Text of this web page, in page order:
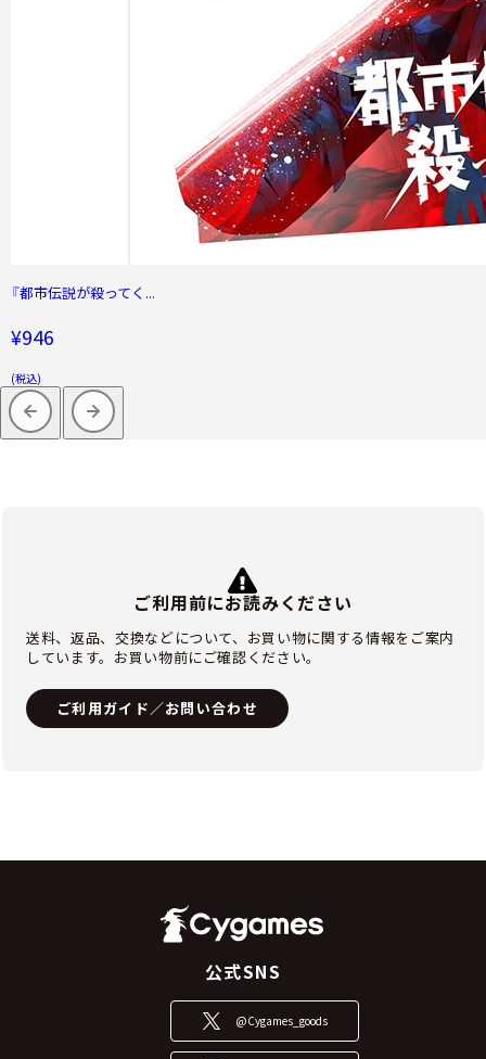
『都市伝説が殺ってく...
¥946
(税込)
ご利用前にお読みください
送料、返品、交換などについて、お買い物に関する情報をご案内
しています。お買い物前にご確認ください。
ご利用ガイド／お問い合わせ
公式SNS
@Cygames_goods